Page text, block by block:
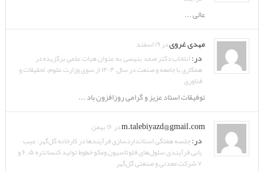
عالی ...
مهدی غرویدر ۱۹ اسفند
در:انتخاب دکتر صمد بنیسی به عنوان هیات علمی برگزیده در
همکاری با جامعه و صنعت در سال ۱۴۰۴ از سوی وزارت علوم، تحقیقات و
فناوری
توفیقات استاد عزیز و گرامی روزافزون باد ...
m.talebiyazd@gmail.comدر ۱۶ بهمن
در:جلسه هفتگی استانداردسازی فرآیندها در کارخانه گل‌گهر: عیب
یابی فرآیندی سلول‌های فلوتاسیون ومکو خطوط تولید کنسانتره ۵، ۶ و
۷ شرکت معدنی و صنعتی گل‌گهر